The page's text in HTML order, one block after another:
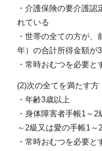
・介護保険の要介護
れている
・世帯の全ての方が、
年）の合計所得金額が
・常時おむつを必要と
(2)次の全てを満たす方
・年齢3歳以上
・身体障害者手帳1～
～2級又は愛の手帳1～
・常時おむつを必要と